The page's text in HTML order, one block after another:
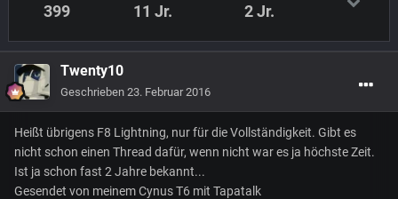
399 11 Jr. 2 Jr.
Twenty10
Geschrieben 23. Februar 2016
Heißt übrigens F8 Lightning, nur für die Vollständigkeit. Gibt es
nicht schon einen Thread dafür, wenn nicht war es ja höchste Zeit.
Ist ja schon fast 2 Jahre bekannt...
Gesendet von meinem Cynus T6 mit Tapatalk